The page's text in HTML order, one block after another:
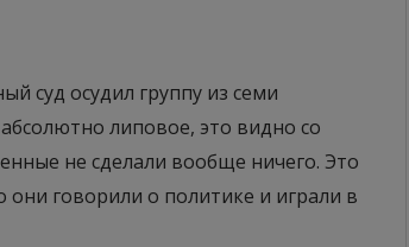
суд осудил группу из семи
липовое, это видно со
не сделали вообще ничего. Это
говорили о политике и играли в